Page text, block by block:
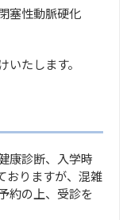
塞性動脈硬化
たします。
康診断、入学時
おりますが、混雑
約の上、受診を